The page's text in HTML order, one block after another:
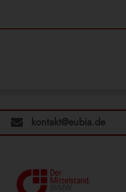
 kontakt@eubia.de